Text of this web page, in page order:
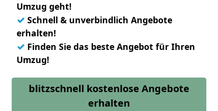
Umzug geht!
✓ Schnell & unverbindlich Angebote
erhalten!
✓ Finden Sie das beste Angebot für Ihren
Umzug!
blitzschnell kostenlose Angebote
erhalten